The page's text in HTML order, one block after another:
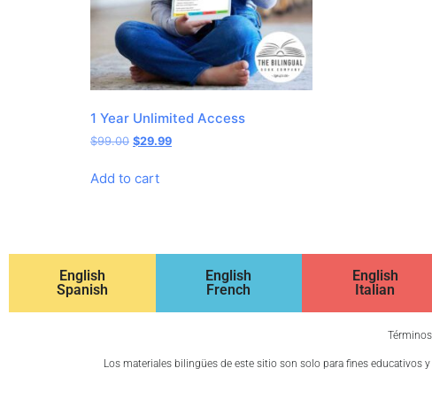
1 Year Unlimited Access
$99.00 $29.99
Add to cart
English
Spanish
English
French
English
Italian
Los materiales bilingües de este sitio son solo para fines educativos